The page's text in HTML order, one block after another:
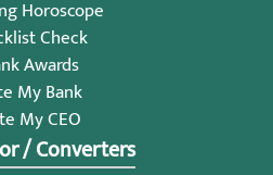
Horoscope
Check
Awards
My Bank
My CEO
/ Converters